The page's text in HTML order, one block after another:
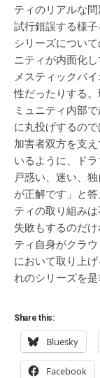
ティのリアルな
試行錯誤する様
シリーズについ
ニティが内面化
メスティックバ
性だったりする
ミュニティ内部
に丸投げするの
加害者双方を支
いるように、ド
戸惑い、迷い、
が正解です」と
ティの取り組み
失敗もするのだ
ティ自身がクラ
において取り上
れのシリーズを是
Share this:
Bluesky
Facebook